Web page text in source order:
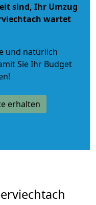
sind, Ihr Umzug
wartet
und natürlich
Sie Ihr Budget
erhalten